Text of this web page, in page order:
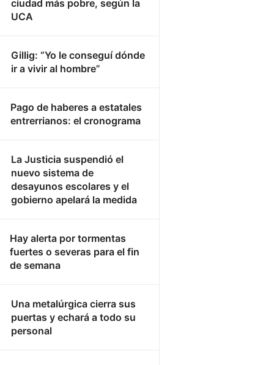
ciudad más pobre, según la
UCA
Gillig: “Yo le conseguí dónde
ir a vivir al hombre”
Pago de haberes a estatales
entrerrianos: el cronograma
La Justicia suspendió el
nuevo sistema de
desayunos escolares y el
gobierno apelará la medida
Hay alerta por tormentas
fuertes o severas para el fin
de semana
Una metalúrgica cierra sus
puertas y echará a todo su
personal